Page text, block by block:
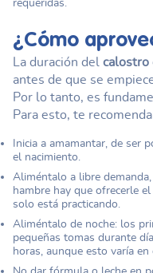
requeridas.
¿Cómo
La duración del calostro
antes de que se
Por lo tanto, es
Para esto, te
Inicia a amamantar, de ser
el nacimiento.
Aliméntalo a libre
hambre hay que ofrecerle
solo está practicando.
Aliméntalo de noche: los
pequeñas tomas durante
horas, aunque esto varía en